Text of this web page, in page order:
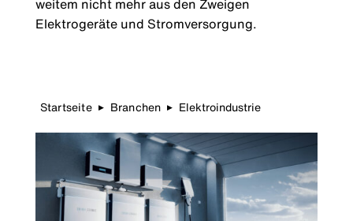
weitem nicht mehr aus den Zweigen
Elektrogeräte und Stromversorgung.
Startseite ▶ Branchen ▶ Elektroindustrie